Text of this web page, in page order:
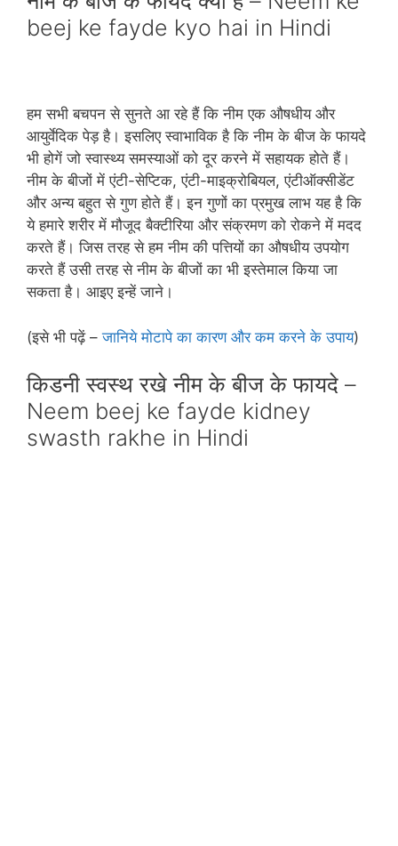
beej ke fayde kyo hai in Hindi
हम सभी बचपन से सुनते आ रहे हैं कि नीम एक औषधीय और
आयुर्वेदिक पेड़ है। इसलिए स्‍वाभाविक है कि नीम के बीज के फायदे
भी होगें जो स्‍वास्‍थ्‍य समस्‍याओं को दूर करने में सहायक होते हैं।
नीम के बीजों में एंटी-सेप्टिक, एंटी-माइक्रोबियल, एंटीऑक्‍सीडेंट
और अन्‍य बहुत से गुण होते हैं। इन गुणों का प्रमुख लाभ यह है कि
ये हमारे शरीर में मौजूद बैक्‍टीरिया और संक्रमण को रोकने में मदद
करते हैं। जिस तरह से हम नीम की पत्तियों का औषधीय उपयोग
करते हैं उसी तरह से नीम के बीजों का भी इस्‍तेमाल किया जा
सकता है। आइए इन्‍हें जाने।
(इसे भी पढ़ें –जानिये मोटापे का कारण और कम करने के उपाय)
किडनी स्‍वस्‍थ रखे नीम के बीज के फायदे –
Neem beej ke fayde kidney
swasth rakhe in Hindi